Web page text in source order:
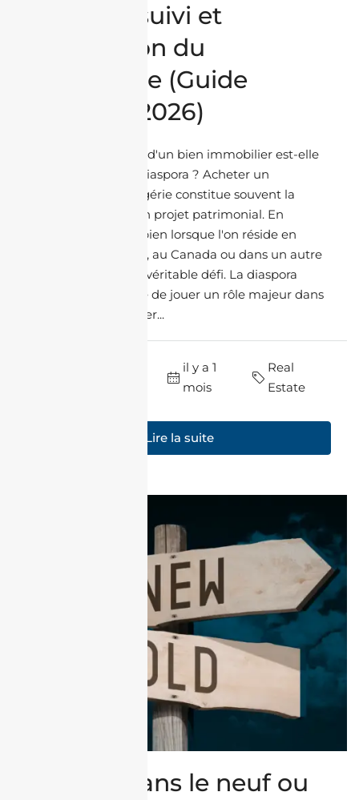
location, suivi et
valorisation du
patrimoine (Guide
diaspora 2026)
Pourquoi la gestion d'un bien immobilier est-elle
essentielle pour la diaspora ? Acheter un
appartement en Algérie constitue souvent la
première étape d'un projet patrimonial. En
revanche, gérer ce bien lorsque l'on réside en
France, en Belgique, au Canada ou dans un autre
pays représente un véritable défi. La diaspora
algérienne continue de jouer un rôle majeur dans
le marché immobilier...
il y a 1
mois
Real
Estate
Lire la suite
Investir dans le neuf ou